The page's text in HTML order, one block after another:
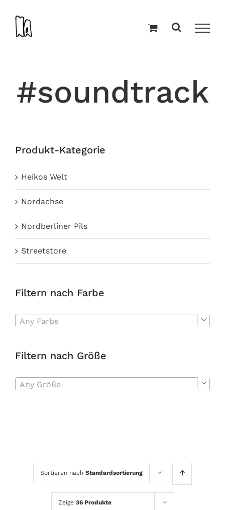
Inhalt
springen
#soundtrack
Sortieren nach Standardsortierung
Zeige 36 Produkte
Produkt-Kategorie
Heikos Welt
Nordachse
Nordberliner Pils
Streetstore
Filtern nach Farbe
Any Farbe 
Filtern nach Größe
Any Größe 